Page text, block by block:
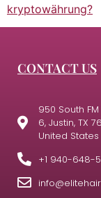
kryptowährung?
CONTACT US
950 South
6, Justin, TX
United States
+1 940-648-